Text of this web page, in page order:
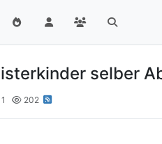
selber
1 202